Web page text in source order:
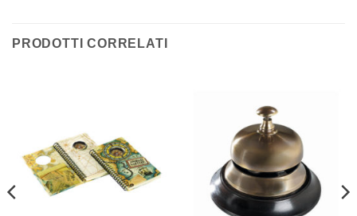
PRODOTTI CORRELATI